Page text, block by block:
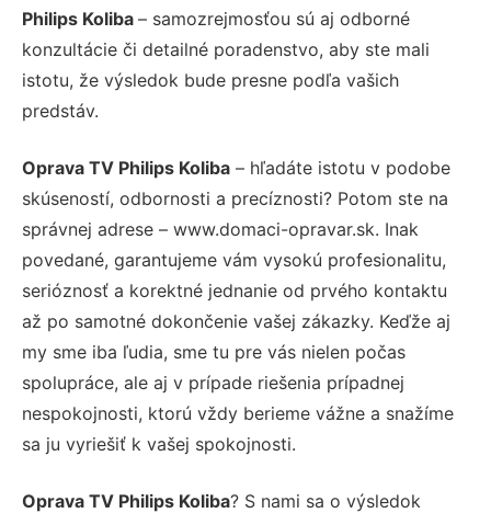
Philips Koliba – samozrejmosťou sú aj odborné
konzultácie či detailné poradenstvo, aby ste mali
istotu, že výsledok bude presne podľa vašich
predstáv.
Oprava TV Philips Koliba – hľadáte istotu v podobe
skúseností, odbornosti a precíznosti? Potom ste na
správnej adrese – www.domaci-opravar.sk. Inak
povedané, garantujeme vám vysokú profesionalitu,
serióznosť a korektné jednanie od prvého kontaktu
až po samotné dokončenie vašej zákazky. Keďže aj
my sme iba ľudia, sme tu pre vás nielen počas
spolupráce, ale aj v prípade riešenia prípadnej
nespokojnosti, ktorú vždy berieme vážne a snažíme
sa ju vyriešiť k vašej spokojnosti.
Oprava TV Philips Koliba? S nami sa o výsledok